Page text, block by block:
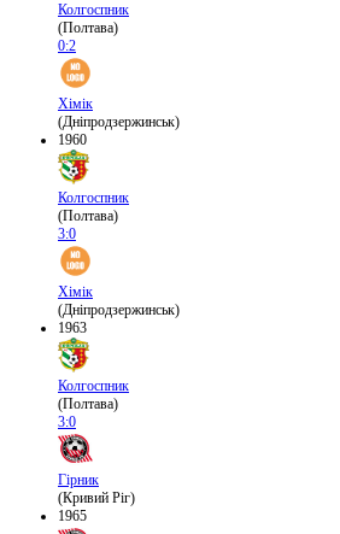
Колгоспник
(Полтава)
0:2
Хімік
(Дніпродзержинськ)
1960
Колгоспник
(Полтава)
3:0
Хімік
(Дніпродзержинськ)
1963
Колгоспник
(Полтава)
3:0
Гірник
(Кривий Ріг)
1965